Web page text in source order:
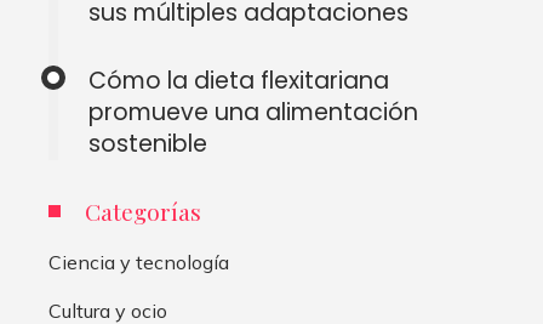
sus múltiples adaptaciones
Cómo la dieta flexitariana
promueve una alimentación
sostenible
Categorías
Ciencia y tecnología
Cultura y ocio